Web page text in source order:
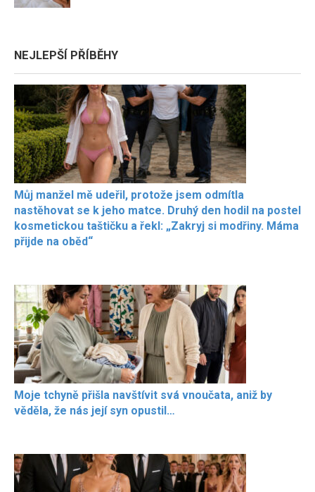
NEJLEPŠÍ PŘÍBĚHY
Můj manžel mě udeřil, protože jsem odmítla
nastěhovat se k jeho matce. Druhý den hodil na postel
kosmetickou taštičku a řekl: „Zakryj si modřiny. Máma
přijde na oběd“
Moje tchyně přišla navštívit svá vnoučata, aniž by
věděla, že nás její syn opustil…